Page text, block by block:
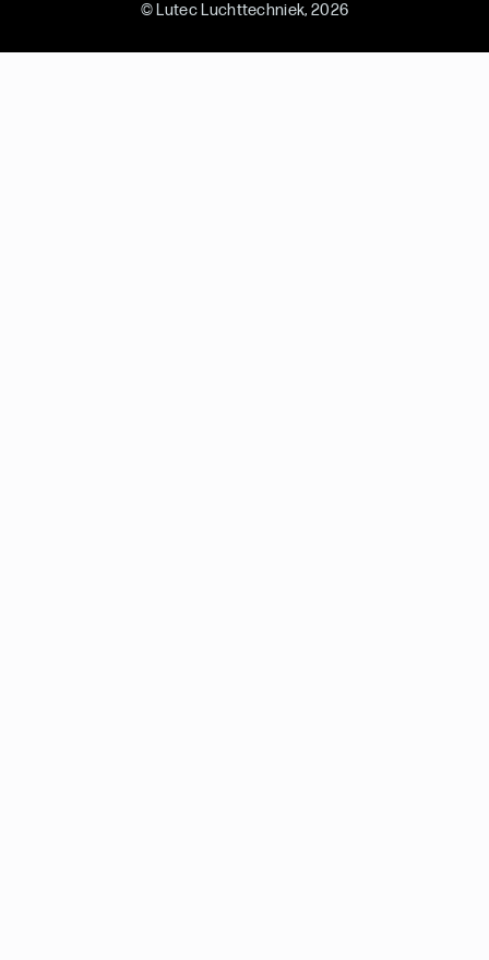
© Lutec Luchttechniek, 2026